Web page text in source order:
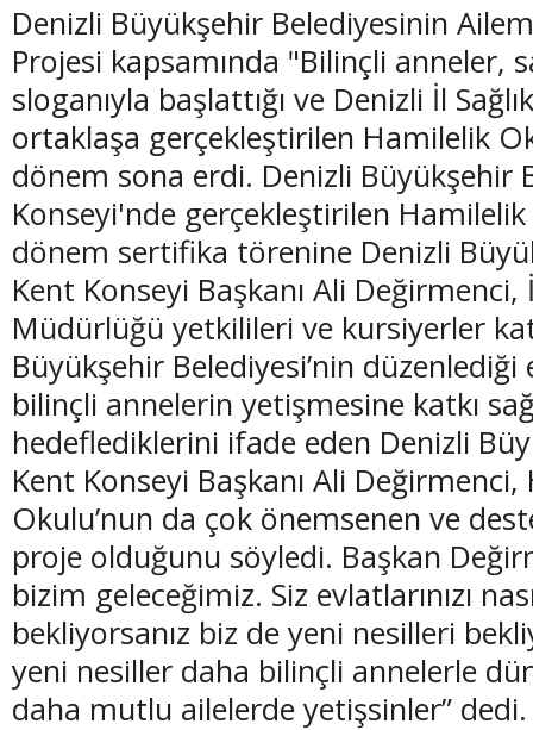
Denizli Büyükşehir Belediyesinin
Projesi kapsamında "Bilinçli anneler,
sloganıyla başlattığı ve Denizli İl
ortaklaşa gerçekleştirilen Hamilelik
dönem sona erdi. Denizli Büyükşehir
Konseyi'nde gerçekleştirilen
dönem sertifika törenine Denizli
Kent Konseyi Başkanı Ali Değirmenci,
Müdürlüğü yetkilileri ve kursiyerler
Büyükşehir Belediyesi’nin
bilinçli annelerin yetişmesine katkı
hedeflediklerini ifade eden Denizli
Kent Konseyi Başkanı Ali
Okulu’nun da çok önemsenen ve
proje olduğunu söyledi. Başkan
bizim geleceğimiz. Siz evlatlarınızı
bekliyorsanız biz de yeni nesilleri
yeni nesiller daha bilinçli annelerle
daha mutlu ailelerde yetişsinler” dedi.
(20 Şubat - 20 Mart)
Balık Burcunun 08.08.2026 Günlük Yorumu
(21 Mart - 20